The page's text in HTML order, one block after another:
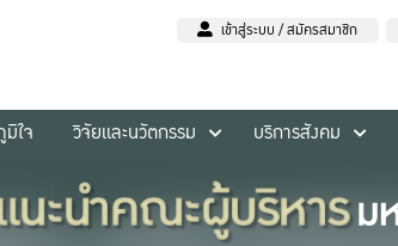
เข้าสู่ระบบ / สมัครสมาชิก
ใจ วิจัยและนวัตกรรม บริการสังคม